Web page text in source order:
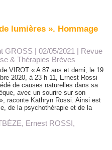
lumières ». Hommage
GROSS | 02/05/2021 | Revue
& Thérapies Brèves
VIROT « A 87 ans et demi, le 19
2020, à 23 h 11, Ernest Rossi
de causes naturelles dans sa
avec un sourire sur son
raconte Kathryn Rossi. Ainsi est
de la psychothérapie et de la
, Ernest ROSSI,